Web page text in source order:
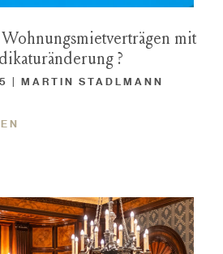
mit
?
| MARTIN STADLMANN